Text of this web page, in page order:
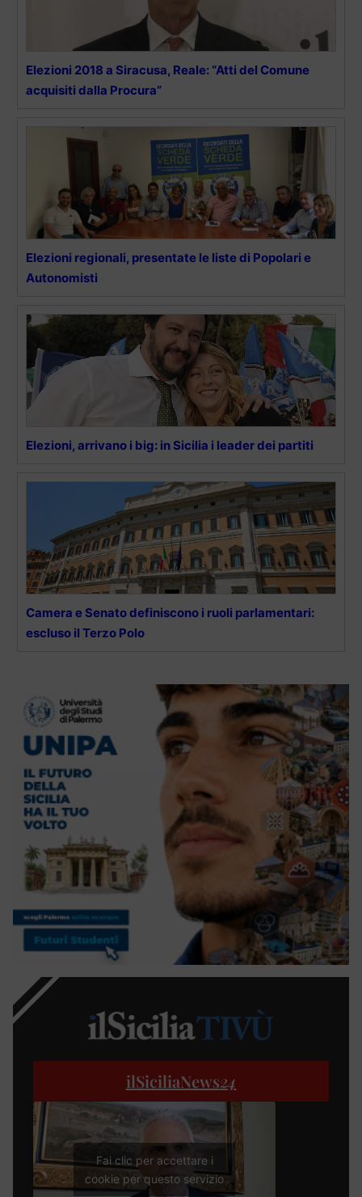
Elezioni 2018 a Siracusa, Reale: “Atti del Comune
acquisiti dalla Procura”
Elezioni regionali, presentate le liste di Popolari e
Autonomisti
Elezioni, arrivano i big: in Sicilia i leader dei partiti
Camera e Senato definiscono i ruoli parlamentari:
escluso il Terzo Polo
ilSiciliaNews24
Fai clic per accettare i
cookie per questo servizio